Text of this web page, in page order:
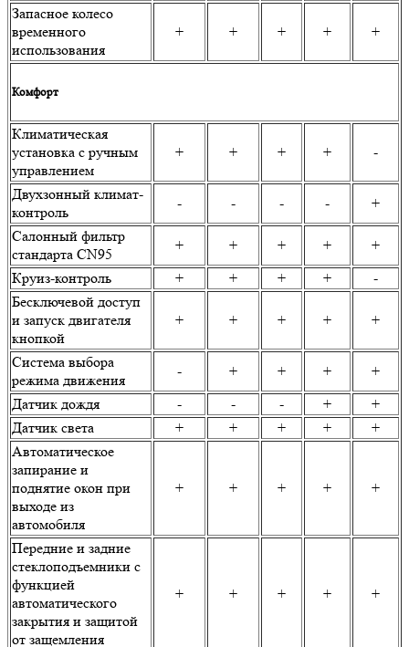
Запасное колесо
временного
использования
+ + + + +
Комфорт
Климатическая
установка с ручным
управлением
+ + + + -
Двухзонный климат-
контроль
- - - -
+
Салонный фильтр
стандарта CN95
+ + + +
+
Круиз-контроль
+ + + +
-
Бесключевой доступ
и запуск двигателя
кнопкой
+ + + + +
Система выбора
режима движения
- + + +
+
Датчик дождя
- - - +
+
Датчик света
+ + + +
+
Автоматическое
запирание и
поднятие окон при
выходе из
автомобиля
+ + + + +
Передние и задние
стеклоподъемники с
функцией
автоматического
закрытия и защитой
от защемления
+ + + + +